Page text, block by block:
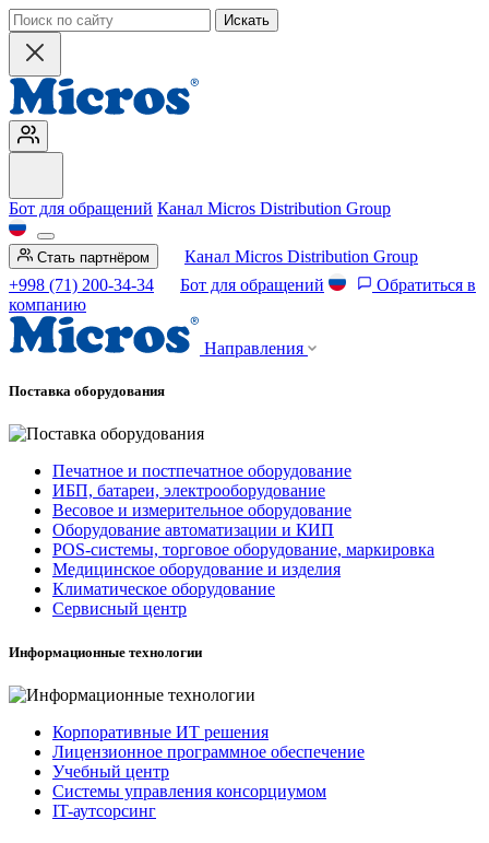
Искать
Бот для обращений Канал Micros Distribution Group
Стать партнёром
Канал Micros Distribution Group
+998 (71) 200-34-34
Бот для обращений
Обратиться в
компанию
Направления
Поставка оборудования
Печатное и постпечатное оборудование
ИБП, батареи, электрооборудование
Весовое и измерительное оборудование
Оборудование автоматизации и КИП
POS-системы, торговое оборудование, маркировка
Медицинское оборудование и изделия
Климатическое оборудование
Сервисный центр
Информационные технологии
Корпоративные ИТ решения
Лицензионное программное обеспечение
Учебный центр
Системы управления консорциумом
IT-аутсорсинг